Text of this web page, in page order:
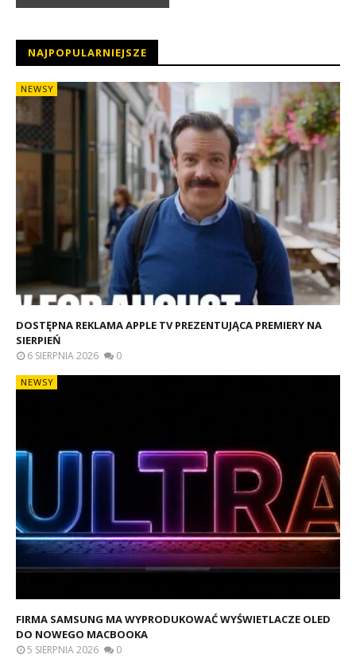
NAJPOPULARNIEJSZE
NEWSY
DOSTĘPNA REKLAMA APPLE TV PREZENTUJĄCA PREMIERY NA
SIERPIEŃ
6 SIERPNIA 2026 0
NEWSY
FIRMA SAMSUNG MA WYPRODUKOWAĆ WYŚWIETLACZE OLED
DO NOWEGO MACBOOKA
5 SIERPNIA 2026 0